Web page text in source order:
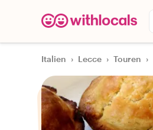
Italien › Lecce › Touren ›